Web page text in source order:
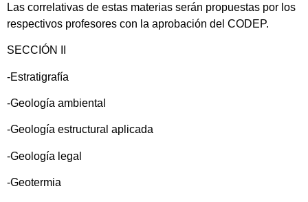
Las correlativas de estas materias serán propuestas por los
respectivos profesores con la aprobación del CODEP.
SECCIÓN II
-Estratigrafía
-Geología ambiental
-Geología estructural aplicada
-Geología legal
-Geotermia